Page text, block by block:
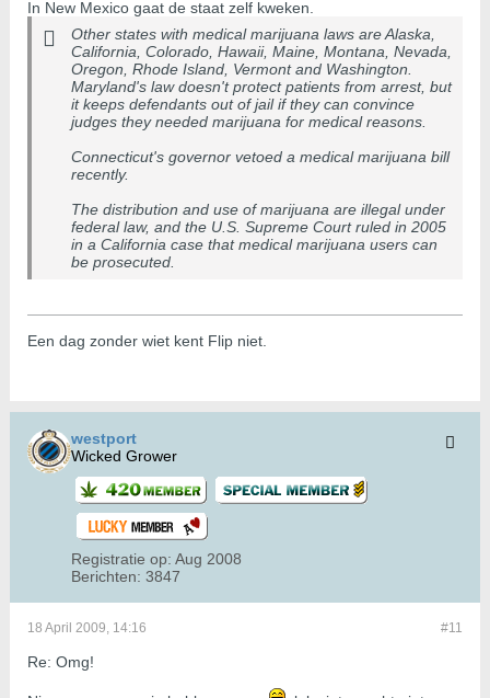
In New Mexico gaat de staat zelf kweken.
Other states with medical marijuana laws are Alaska,
California, Colorado, Hawaii, Maine, Montana, Nevada,
Oregon, Rhode Island, Vermont and Washington.
Maryland's law doesn't protect patients from arrest, but
it keeps defendants out of jail if they can convince
judges they needed marijuana for medical reasons.
Connecticut's governor vetoed a medical marijuana bill
recently.
The distribution and use of marijuana are illegal under
federal law, and the U.S. Supreme Court ruled in 2005
in a California case that medical marijuana users can
be prosecuted.
Een dag zonder wiet kent Flip niet.
westport
Wicked Grower
Registratie op: Aug 2008
Berichten: 3847
#11
18 April 2009, 14:16
Re: Omg!